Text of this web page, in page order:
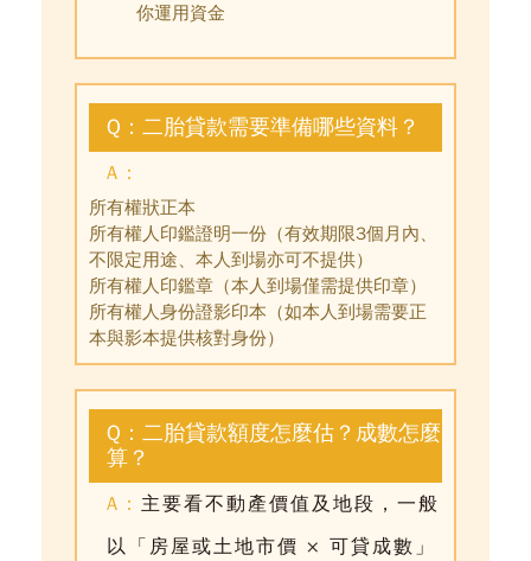
你運用資金
Q：二胎貸款需要準備哪些資料？
A：
所有權狀正本
所有權人印鑑證明一份（有效期限3個月內、
不限定用途、本人到場亦可不提供）
所有權人印鑑章（本人到場僅需提供印章）
所有權人身份證影印本（如本人到場需要正
本與影本提供核對身份）
Q：二胎貸款額度怎麼估？成數怎麼
算？
A：主要看不動產價值及地段，一般
以「房屋或土地市價 × 可貸成數」